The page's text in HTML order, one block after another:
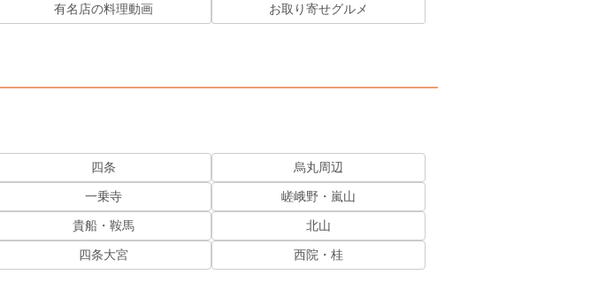
有名店の料理動画 お取り寄せグルメ
四条 烏丸周辺
一乗寺 嵯峨野・嵐山
貴船・鞍馬 北山
四条大宮 西院・桂